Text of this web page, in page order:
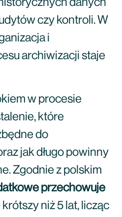
danych
czy kontroli. W
i
archiwizacji staje
w procesie
które
do
jak długo powinny
Zgodnie z polskim
przechowuje
niż 5 lat, licząc